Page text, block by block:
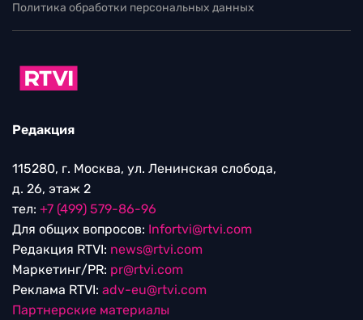
Политика обработки персональных данных
Редакция
115280, г. Москва, ул. Ленинская слобода,
д. 26, этаж 2
тел: +7 (499) 579-86-96
Для общих вопросов: Infortvi@rtvi.com
Редакция RTVI: news@rtvi.com
Маркетинг/PR: pr@rtvi.com
Реклама RTVI: adv-eu@rtvi.com
Партнерские материалы